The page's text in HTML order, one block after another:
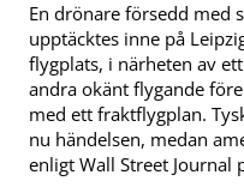
En drönare försedd med
upptäcktes inne på
flygplats, i närheten av
andra okänt flygande
med ett fraktflygplan.
nu händelsen, medan
enligt Wall Street Journal